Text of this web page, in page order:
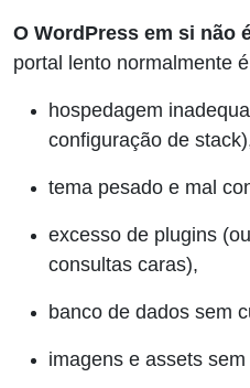
O WordPress em si não
portal lento normalmente
hospedagem
configuração de
tema pesado e mal
excesso de plugins
consultas caras),
banco de dados sem
imagens e assets